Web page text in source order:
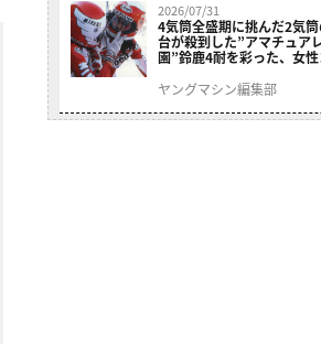
2026/07/31
4気筒全盛期に挑んだ2気
台が殺到した”アマチュア
園”鈴鹿4耐を彩った、女
ヤングマシン編集部